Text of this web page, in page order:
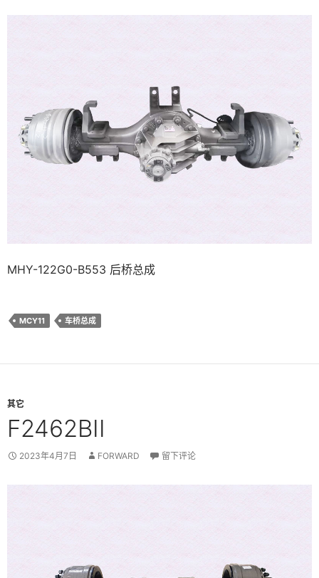
MHY-122G0-B553 后桥总成
MCY11 车桥总成
其它
F2462BII
2023年4月7日 FORWARD 留下评论